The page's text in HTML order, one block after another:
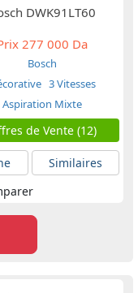
DWK91LT60
277 000 Da
Bosch
3 Vitesses
Aspiration Mixte
de Vente (12)
Similaires